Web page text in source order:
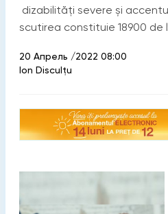
dizabilități severe și
scutirea constituie 18900 de
20 Апрель /2022 08:00
Ion Disculțu